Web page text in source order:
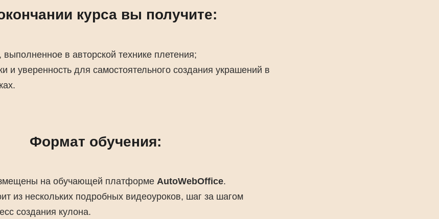
курса вы получите:
выполненное в авторской технике плетения;
и уверенность для самостоятельного создания украшений в
Формат обучения:
на обучающей платформе AutoWebOffice.
из нескольких подробных видеоуроков, шаг за шагом
создания кулона.